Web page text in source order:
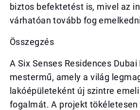
biztos befektetést is, mivel az
várhatóan tovább fog
Összegzés
A Six Senses Residences
mestermű, amely a világ
lakóépületeként új szintre
fogalmát. A projekt